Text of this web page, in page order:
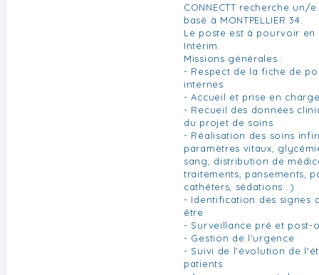
CONNECTT recherche un/
basé à MONTPELLIER 34.
Le poste est à pourvoir
Intérim.
Missions générales :
- Respect de la fiche de
internes
- Accueil et prise en
- Recueil des données
du projet de soins
- Réalisation des soins
paramètres vitaux,
sang, distribution de
traitements, pansements,
cathéters, sédations...)
- Identification des signes
être
- Surveillance pré et post-
- Gestion de l'urgence
- Suivi de l'évolution de
patients